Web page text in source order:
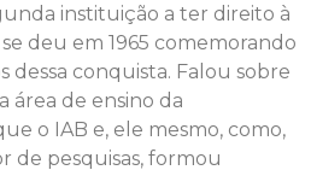
instituição a ter direito à
deu em 1965 comemorando
dessa conquista. Falou sobre
área de ensino da
o IAB e, ele mesmo, como,
de pesquisas, formou